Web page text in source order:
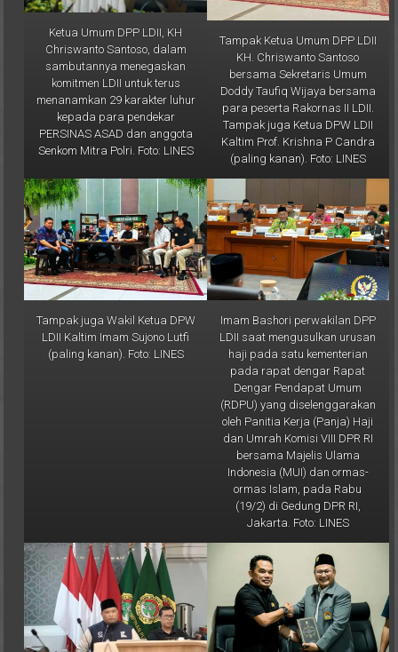
Ketua Umum DPP LDII, KH
Chriswanto Santoso, dalam
sambutannya menegaskan
komitmen LDII untuk terus
menanamkan 29 karakter luhur
kepada para pendekar
PERSINAS ASAD dan anggota
Senkom Mitra Polri. Foto: LINES
Tampak Ketua Umum DPP LDII
KH. Chriswanto Santoso
bersama Sekretaris Umum
Doddy Taufiq Wijaya bersama
para peserta Rakornas II LDII.
Tampak juga Ketua DPW LDII
Kaltim Prof. Krishna P Candra
(paling kanan). Foto: LINES
Tampak juga Wakil Ketua DPW
LDII Kaltim Imam Sujono Lutfi
(paling kanan). Foto: LINES
Imam Bashori perwakilan DPP
LDII saat mengusulkan urusan
haji pada satu kementerian
pada rapat dengar Rapat
Dengar Pendapat Umum
(RDPU) yang diselenggarakan
oleh Panitia Kerja (Panja) Haji
dan Umrah Komisi VIII DPR RI
bersama Majelis Ulama
Indonesia (MUI) dan ormas-
ormas Islam, pada Rabu
(19/2) di Gedung DPR RI,
Jakarta. Foto: LINES